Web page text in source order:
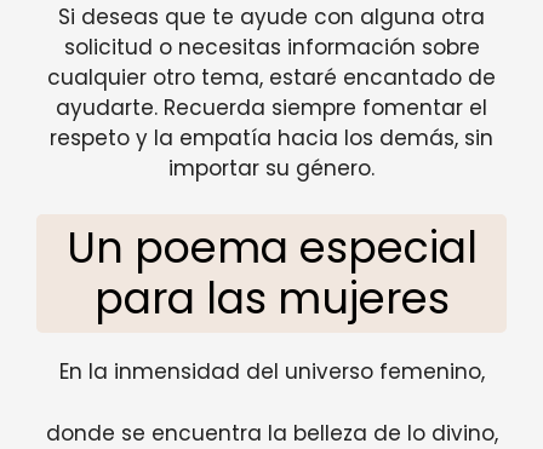
Si deseas que te ayude con alguna otra
solicitud o necesitas información sobre
cualquier otro tema, estaré encantado de
ayudarte. Recuerda siempre fomentar el
respeto y la empatía hacia los demás, sin
importar su género.
Un poema especial
para las mujeres
En la inmensidad del universo femenino,
donde se encuentra la belleza de lo divino,